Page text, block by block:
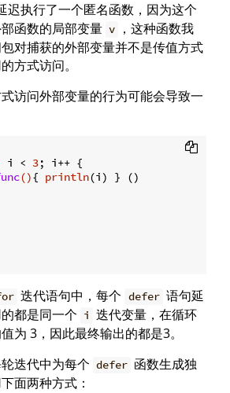
迟执行了一个匿名函数，因为这个
函数的局部变量 v
，这种函数我
对捕获的外部变量并不是传值方式
方式访问。
访问外部变量的行为可能会导致一
i < 3; i++ {
(){ println(i) } ()
迭代语句中，每个 defer 语句延
都是同一个 i 迭代变量，在循环
为 3，因此最终输出的都是3。
迭代中为每个 defer 函数生成独
面两种方式：